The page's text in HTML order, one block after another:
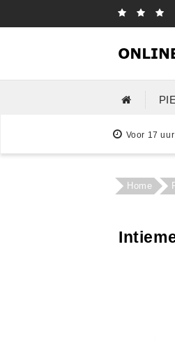
Voor 17
Home